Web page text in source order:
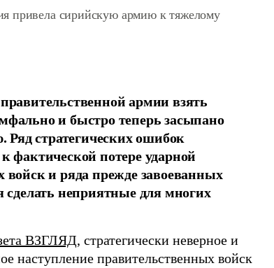
привела сирийскую армию к тяжелому
армии взять
и быстро теперь засыпано
Ряд стратегических ошибок
фактической потере ударной
и ряда прежде завоеванных
неприятные для многих
ВЗГЛЯД, стратегически неверное и
наступление правительственных войск